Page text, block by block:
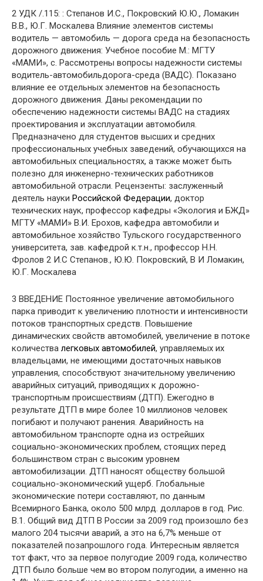
2 УДК /.115: : Степанов И.С., Покровский Ю.Ю., Ломакин
В.В., Ю.Г. Москалева Влияние элементов системы
водитель — автомобиль — дорога среда на безопасность
дорожного движения: Учебное пособие М.: МГТУ
«МАМИ», с. Рассмотрены вопросы надежности системы
водитель-автомобильдорога-среда (ВАДС). Показано
влияние ее отдельных элементов на безопасность
дорожного движения. Даны рекомендации по
обеспечению надежности системы ВАДС на стадиях
проектирования и эксплуатации автомобиля.
Предназначено для студентов высших и средних
профессиональных учебных заведений, обучающихся на
автомобильных специальностях, а также может быть
полезно для инженерно-технических работников
автомобильной отрасли. Рецензенты: заслуженный
деятель науки Российской Федерации, доктор
технических наук, профессор кафедры «Экология и БЖД»
МГТУ «МАМИ» В.И. Ерохов, кафедра автомобили и
автомобильное хозяйство Тульского государственного
университета, зав. кафедрой к.т.н., профессор Н.Н.
Фролов 2 И.С Степанов., Ю.Ю. Покровский, В И Ломакин,
Ю.Г. Москалева
3 ВВЕДЕНИЕ Постоянное увеличение автомобильного
парка приводит к увеличению плотности и интенсивности
потоков транспортных средств. Повышение
динамических свойств автомобилей, увеличение в потоке
количества легковых автомобилей, управляемых их
владельцами, не имеющими достаточных навыков
управления, способствуют значительному увеличению
аварийных ситуаций, приводящих к дорожно-
транспортным происшествиям (ДТП). Ежегодно в
результате ДТП в мире более 10 миллионов человек
погибают и получают ранения. Аварийность на
автомобильном транспорте одна из острейших
социально-экономических проблем, стоящих перед
большинством стран с высоким уровнем
автомобилизации. ДТП наносят обществу большой
социально-экономический ущерб. Глобальные
экономические потери составляют, по данным
Всемирного Банка, около 500 млрд. долларов в год. Рис.
В.1. Общий вид ДТП В России за 2009 год произошло без
малого 204 тысячи аварий, а это на 6,7% меньше от
показателей позапрошлого года. Интересным является
тот факт, что за первое полугодие 2009 года, количество
ДТП было больше чем во втором полугодии, а именно на